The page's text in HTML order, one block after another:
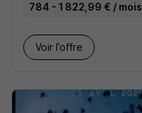
784 - 1 822,99 € / mois
Voir l’offre